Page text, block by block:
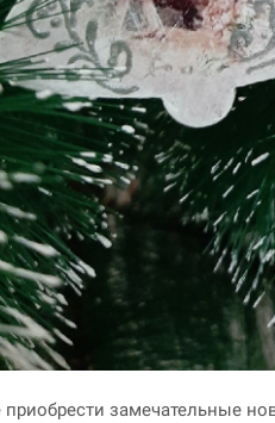
замечательные